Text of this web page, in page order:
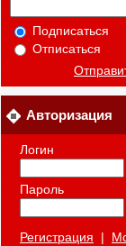
Подписаться
Отписаться
Авторизация
Логин
Пароль
Регистрация